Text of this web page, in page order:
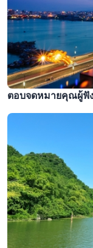
ตอบจดหมายคุณผู้ฟั